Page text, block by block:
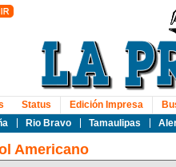
Rio Bravo Tamaulipas
Status Edición Impresa
Americano